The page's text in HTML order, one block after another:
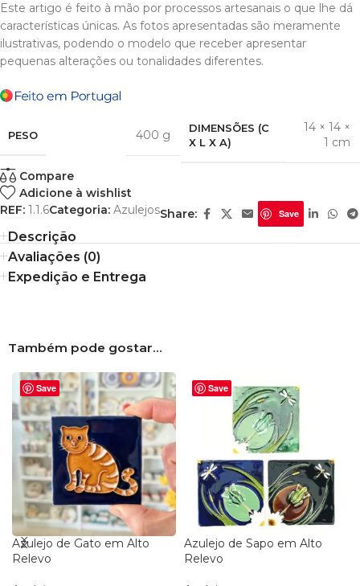
Este artigo é feito à mão por processos artesanais o que lhe dá
características únicas. As fotos apresentadas são meramente
ilustrativas, podendo o modelo que receber apresentar
pequenas alterações ou tonalidades diferentes.
PESO 400 g
DIMENSÕES (C
X L X A)
14 × 14 ×
1 cm
Compare
Adicione à wishlist
REF: 1.1.6Categoria: AzulejosShare: Save
Descrição
Avaliações (0)
Expedição e Entrega
Também pode gostar…
Save
Azulejo de Gato em Alto
Relevo
Save
Azulejo de Sapo em Alto
Relevo